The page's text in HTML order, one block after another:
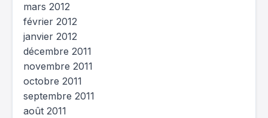
mars 2012
février 2012
janvier 2012
décembre 2011
novembre 2011
octobre 2011
septembre 2011
août 2011